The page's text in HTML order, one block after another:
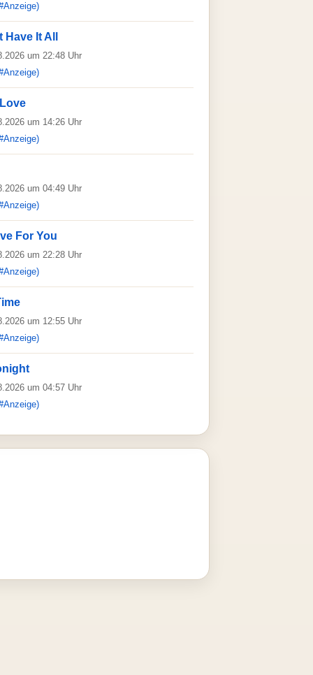
It All
um 22:48 Uhr
um 14:26 Uhr
um 04:49 Uhr
For You
um 22:28 Uhr
um 12:55 Uhr
um 04:57 Uhr